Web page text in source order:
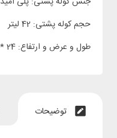
حجم کوله پشتی: 42 لیتر
طول و عرض و ارتفاع: 24 * 32 * 67 سانتیمتر
توضیحات